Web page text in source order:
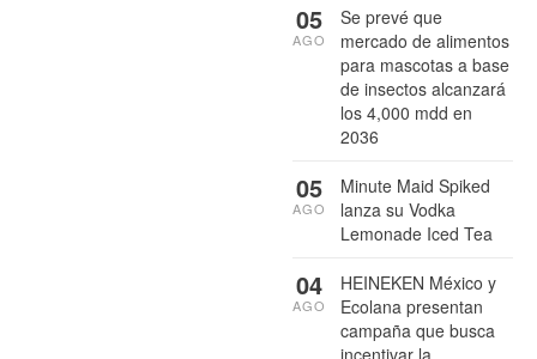
Se prevé que
mercado de alimentos
para mascotas a base
de insectos alcanzará
los 4,000 mdd en
2036
05
AGO
Minute Maid Spiked
lanza su Vodka
Lemonade Iced Tea
05
AGO
HEINEKEN México y
Ecolana presentan
campaña que busca
04
AGO